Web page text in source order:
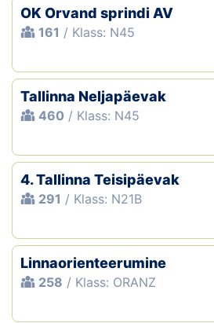
OK Orvand sprindi AV
161 / Klass: N45
Tallinna Neljapäevak
460 / Klass: N45
4. Tallinna Teisipäevak
291 / Klass: N21B
Linnaorienteerumine
258 / Klass: ORANZ